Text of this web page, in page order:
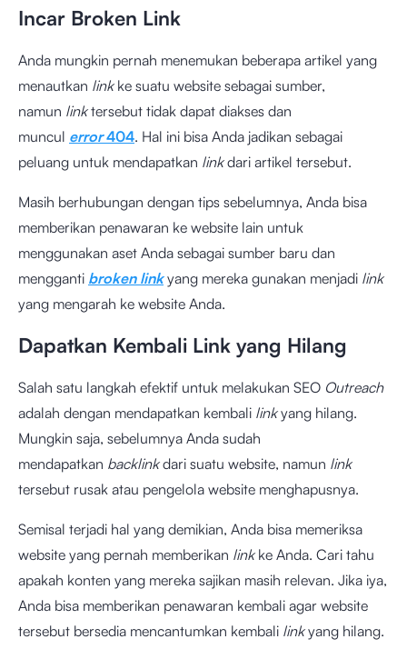
Incar Broken Link
Anda mungkin pernah menemukan beberapa artikel yang
menautkan linkke suatu website sebagai sumber,
namun linktersebut tidak dapat diakses dan
muncul error404. Hal ini bisa Anda jadikan sebagai
peluang untuk mendapatkan linkdari artikel tersebut.
Masih berhubungan dengan tips sebelumnya, Anda bisa
memberikan penawaran ke website lain untuk
menggunakan aset Anda sebagai sumber baru dan
mengganti broken linkyang mereka gunakan menjadi link
yang mengarah ke website Anda.
Dapatkan Kembali Link yang Hilang
Salah satu langkah efektif untuk melakukan SEO Outreach
adalah dengan mendapatkan kembali linkyang hilang.
Mungkin saja, sebelumnya Anda sudah
mendapatkan backlinkdari suatu website, namun link
tersebut rusak atau pengelola website menghapusnya.
Semisal terjadi hal yang demikian, Anda bisa memeriksa
website yang pernah memberikan linkke Anda. Cari tahu
apakah konten yang mereka sajikan masih relevan. Jika iya,
Anda bisa memberikan penawaran kembali agar website
tersebut bersedia mencantumkan kembali linkyang hilang.